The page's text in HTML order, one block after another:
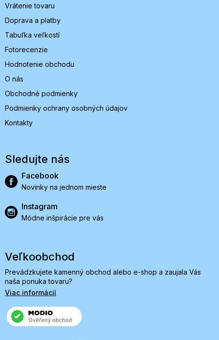
Vrátenie tovaru
Doprava a platby
Tabuľka veľkostí
Fotorecenzie
Hodnotenie obchodu
O nás
Obchodné podmienky
Podmienky ochrany osobných údajov
Kontakty
Sledujte nás
Facebook
Novinky na jednom mieste
Instagram
Módne inšpirácie pre vás
Veľkoobchod
Prevádzkujete kamenný obchod alebo e-shop a zaujala Vás
naša ponuka tovaru?
Viac informácií